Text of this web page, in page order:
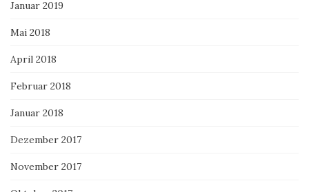
Januar 2019
Mai 2018
April 2018
Februar 2018
Januar 2018
Dezember 2017
November 2017